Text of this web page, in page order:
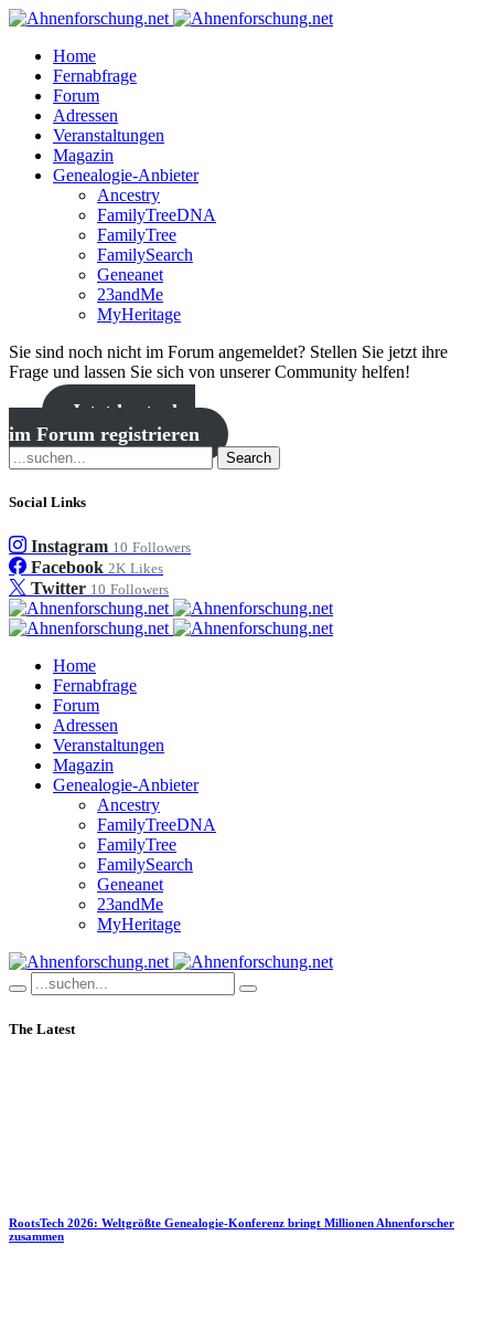
Home
Fernabfrage
Forum
Adressen
Veranstaltungen
Magazin
Genealogie-Anbieter
Ancestry
FamilyTreeDNA
FamilyTree
FamilySearch
Geneanet
23andMe
MyHeritage
Sie sind noch nicht im Forum angemeldet? Stellen Sie jetzt ihre
Frage und lassen Sie sich von unserer Community helfen!
Jetzt kostenlos
im Forum registrieren
Search
Social Links
Instagram 10 Followers
Facebook 2K Likes
Twitter 10 Followers
Home
Fernabfrage
Forum
Adressen
Veranstaltungen
Magazin
Genealogie-Anbieter
Ancestry
FamilyTreeDNA
FamilyTree
FamilySearch
Geneanet
23andMe
MyHeritage
The Latest
RootsTech 2026: Weltgrößte Genealogie-Konferenz bringt Millionen Ahnenforscher
zusammen